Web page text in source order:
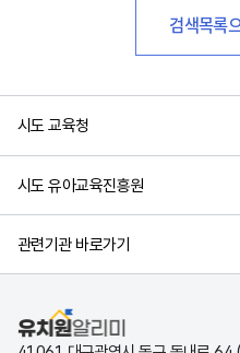
검색목록
시도 교육청
시도 유아교육진흥원
관련기관 바로가기
유치원알리미